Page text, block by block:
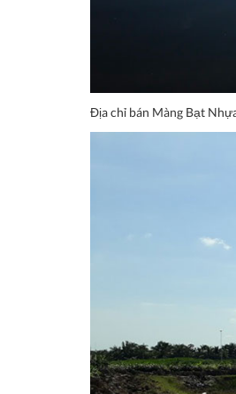
Địa chỉ bán Màng Bạt